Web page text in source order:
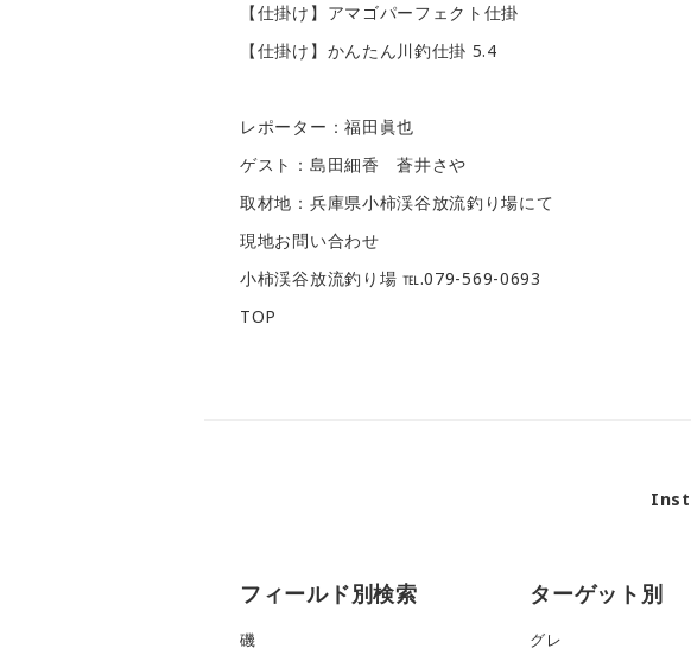
【仕掛け】アマゴパーフェクト仕掛
【仕掛け】かんたん川釣仕掛 5.4
レポーター：福田眞也
ゲスト：島田細香 蒼井さや
取材地：兵庫県小柿渓谷放流釣り場にて
現地お問い合わせ
小柿渓谷放流釣り場 ℡.079-569-0693
TOP
フィールド別検索
磯
ターゲット別
グレ